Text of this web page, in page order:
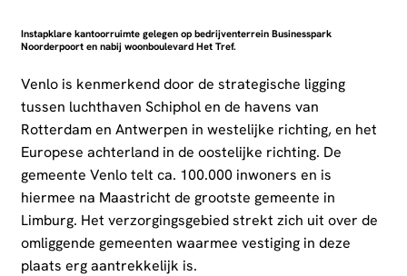
Instapklare kantoorruimte gelegen op bedrijventerrein Businesspark
Noorderpoort en nabij woonboulevard Het Tref.
Venlo is kenmerkend door de strategische ligging
tussen luchthaven Schiphol en de havens van
Rotterdam en Antwerpen in westelijke richting, en het
Europese achterland in de oostelijke richting. De
gemeente Venlo telt ca. 100.000 inwoners en is
hiermee na Maastricht de grootste gemeente in
Limburg. Het verzorgingsgebied strekt zich uit over de
omliggende gemeenten waarmee vestiging in deze
plaats erg aantrekkelijk is.